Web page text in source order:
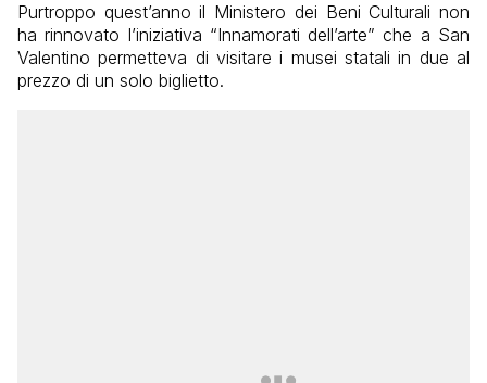
Purtroppo quest’anno il Ministero dei Beni Culturali non
ha rinnovato l’iniziativa “Innamorati dell’arte” che a San
Valentino permetteva di visitare i musei statali in due al
prezzo di un solo biglietto.